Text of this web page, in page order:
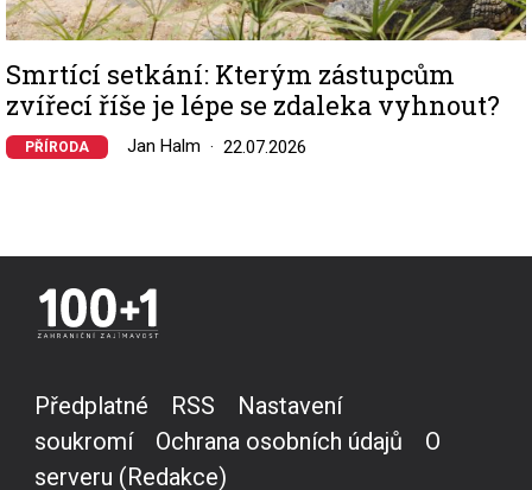
Smrtící setkání: Kterým zástupcům
zvířecí říše je lépe se zdaleka vyhnout?
PŘÍRODA Jan Halm 22.07.2026
Předplatné RSS
Nastavení
soukromí
Ochrana osobních údajů
O
serveru (Redakce)